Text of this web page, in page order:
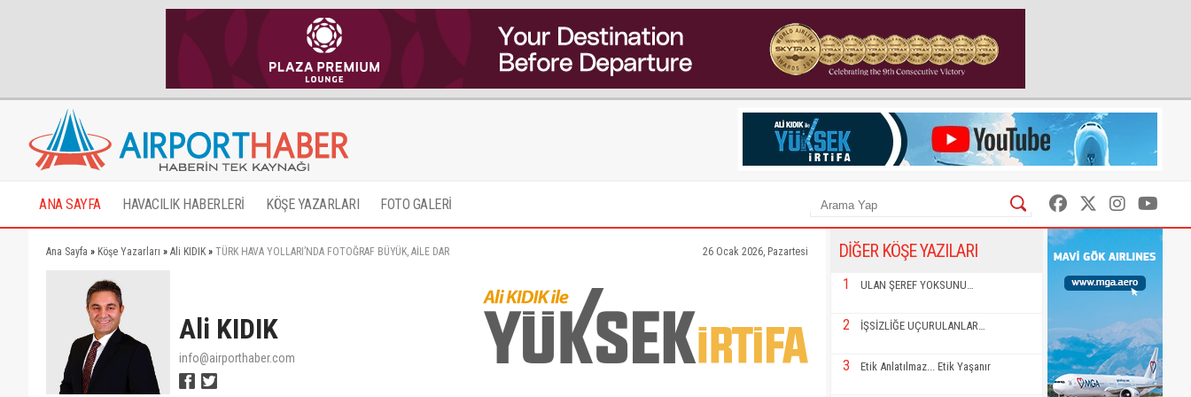
ANA SAYFA HAVACILIK HABERLERİ KÖŞE YAZARLARI FOTO GALERİ
Ana Sayfa » Köşe Yazarları » Ali KIDIK » TÜRK HAVA YOLLARI’NDA FOTOĞRAF BÜYÜK, AİLE DAR 26 Ocak 2026, Pazartesi
Ali KIDIK
info@airporthaber.com
DİĞER KÖŞE YAZILARI
1 ULAN ŞEREF YOKSUNU…
2 İŞSİZLİĞE UÇURULANLAR…
3 Etik Anlatılmaz... Etik Yaşanır